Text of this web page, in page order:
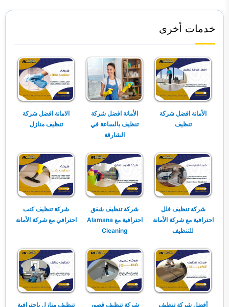
خدمات أخرى
الأمانة افضل شركة
تنظيف
الأمانة افضل شركة
تنظيف بالساعة في
الشارقة
الامانة افضل شركة
تنظيف منازل
شركة تنظيف فلل
احترافية مع شركة الأمانة
للتنظيف
شركة تنظيف شقق
احترافية مع Alamana
Cleaning
شركة تنظيف كنب
احترافي مع شركة الأمانة
أفضل شركة تنظيف
شركة تنظيف قصور
تنظيف منازل باحترافية